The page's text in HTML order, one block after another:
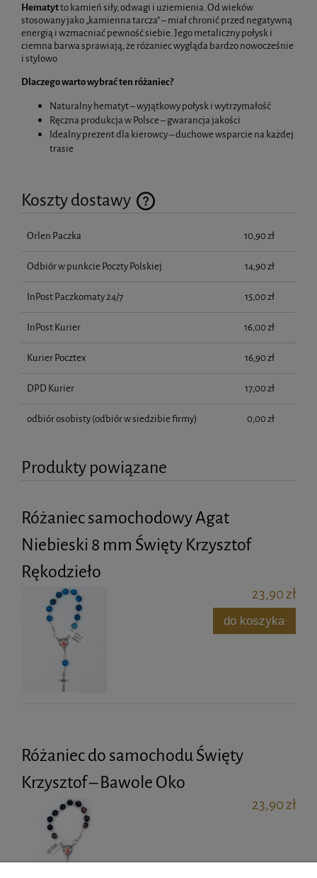
Hematytto kamień siły, odwagi i uziemienia. Od wieków
stosowany jako „kamienna tarcza” – miał chronić przed negatywną
energią i wzmacniać pewność siebie. Jego metaliczny połysk i
ciemna barwa sprawiają, że różaniec wygląda bardzo nowocześnie
i stylowo
Dlaczego warto wybrać ten różaniec?
Naturalny hematyt – wyjątkowy połysk i wytrzymałość
Ręczna produkcja w Polsce – gwarancja jakości
Idealny prezent dla kierowcy – duchowe wsparcie na każdej
trasie
Koszty dostawy
Cena nie zawiera ewentualnych kosztów płatności
Orlen Paczka 10,90 zł
Odbiór w punkcie Poczty Polskiej 14,90 zł
InPost Paczkomaty 24/7 15,00 zł
InPost Kurier 16,00 zł
Kurier Pocztex 16,90 zł
DPD Kurier 17,00 zł
odbiór osobisty(odbiór w siedzibie firmy) 0,00 zł
Produkty powiązane
Różaniec samochodowy Agat
Niebieski 8 mm Święty Krzysztof
Rękodzieło
23,90 zł
do koszyka
Różaniec do samochodu Święty
Krzysztof – Bawole Oko
23,90 zł